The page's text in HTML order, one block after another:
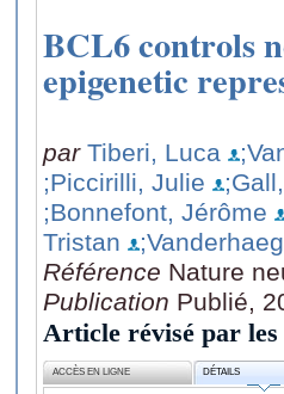
BCL6 controls
epigenetic
par Tiberi, Luca
;Piccirilli, Julie
;Bonnefont, Jérôme
Tristan
Référence Nature
Publication Publié,
Article révisé par
ACCÈS EN LIGNE DÉTAILS